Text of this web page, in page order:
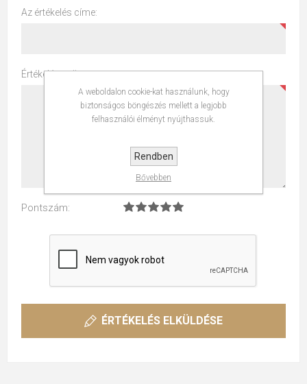
Az értékelés címe:
Értékelés szöveg:
Pontszám:
ÉRTÉKELÉS ELKÜLDÉSE
A weboldalon cookie-kat használunk, hogy
biztonságos böngészés mellett a legjobb
felhasználói élményt nyújthassuk.
Rendben
Bővebben